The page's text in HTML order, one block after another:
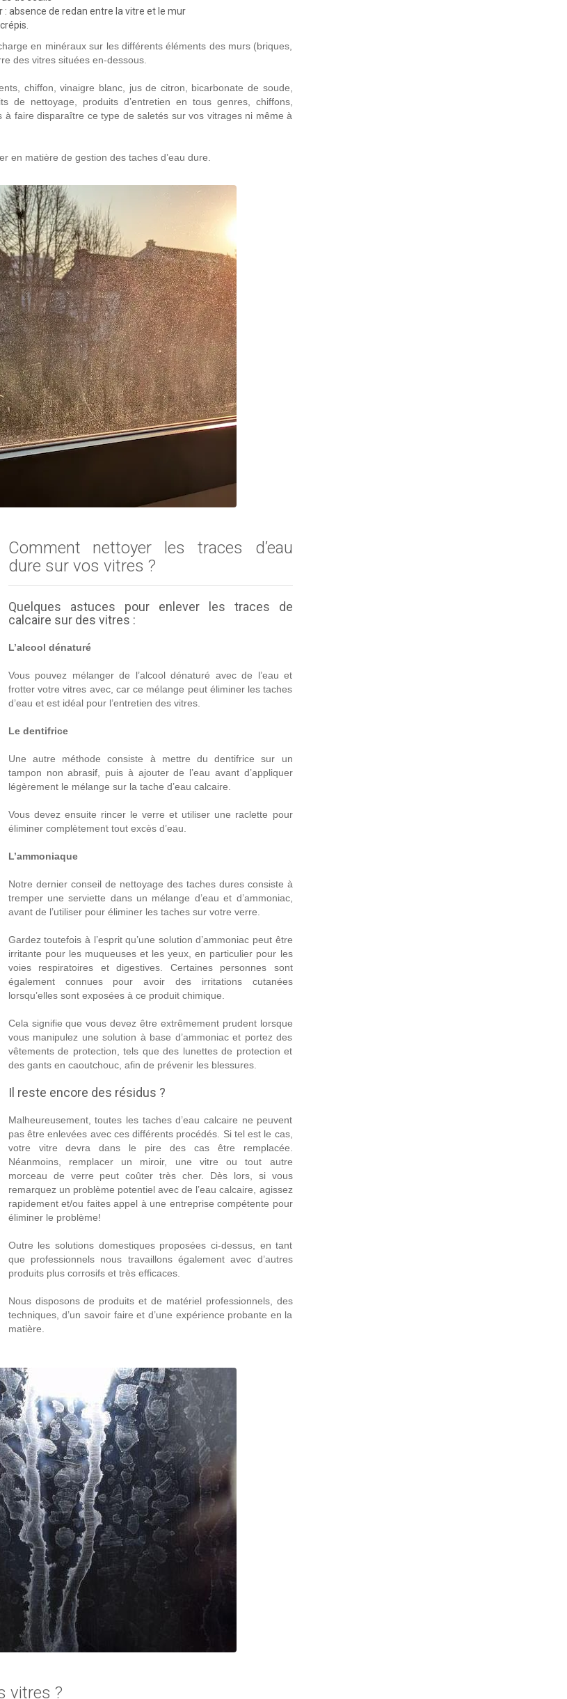
absence de redan entre la vitre et le mur
en minéraux sur les différents éléments des murs (briques,
des vitres situées en-dessous.
chiffon, vinaigre blanc, jus de citron, bicarbonate de soude,
de nettoyage, produits d’entretien en tous genres, chiffons,
faire disparaître ce type de saletés sur vos vitrages ni même à
en matière de gestion des taches d’eau dure.
Comment nettoyer les traces d’eau
dure sur vos vitres ?
Quelques astuces pour enlever les traces de
calcaire sur des vitres :
L’alcool dénaturé
Vous pouvez mélanger de l’alcool dénaturé avec de l’eau et
frotter votre vitres avec, car ce mélange peut éliminer les taches
d’eau et est idéal pour l’entretien des vitres.
Le dentifrice
Une autre méthode consiste à mettre du dentifrice sur un
tampon non abrasif, puis à ajouter de l’eau avant d’appliquer
légèrement le mélange sur la tache d’eau calcaire.
Vous devez ensuite rincer le verre et utiliser une raclette pour
éliminer complètement tout excès d’eau.
L’ammoniaque
Notre dernier conseil de nettoyage des taches dures consiste à
tremper une serviette dans un mélange d’eau et d’ammoniac,
avant de l’utiliser pour éliminer les taches sur votre verre.
Gardez toutefois à l’esprit qu’une solution d’ammoniac peut être
irritante pour les muqueuses et les yeux, en particulier pour les
voies respiratoires et digestives. Certaines personnes sont
également connues pour avoir des irritations cutanées
lorsqu’elles sont exposées à ce produit chimique.
Cela signifie que vous devez être extrêmement prudent lorsque
vous manipulez une solution à base d’ammoniac et portez des
vêtements de protection, tels que des lunettes de protection et
des gants en caoutchouc, afin de prévenir les blessures.
Il reste encore des résidus ?
Malheureusement, toutes les taches d’eau calcaire ne peuvent
pas être enlevées avec ces différents procédés. Si tel est le cas,
votre vitre devra dans le pire des cas être remplacée.
Néanmoins, remplacer un miroir, une vitre ou tout autre
morceau de verre peut coûter très cher. Dès lors, si vous
remarquez un problème potentiel avec de l’eau calcaire, agissez
rapidement et/ou faites appel à une entreprise compétente pour
éliminer le problème!
Outre les solutions domestiques proposées ci-dessus, en tant
que professionnels nous travaillons également avec d’autres
produits plus corrosifs et très efficaces.
Nous disposons de produits et de matériel professionnels, des
techniques, d’un savoir faire et d’une expérience probante en la
matière.
vitres ?